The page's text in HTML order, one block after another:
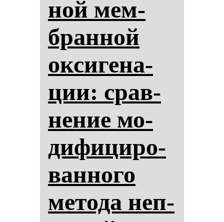
ной мем­
бран­ной
ок­си­ге­на­
ции: срав­
не­ние мо­
ди­фи­ци­ро­
ван­но­го
ме­то­да неп­